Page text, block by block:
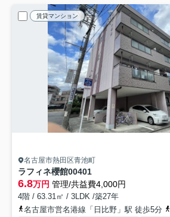
賃貸マンション
名古屋市熱田区青池町
ラフィネ櫻館00401
6.8万円 管理/共益費4,000円
4階 / 63.31㎡ / 3LDK /築27年
名古屋市営名港線「日比野」駅 徒歩5分